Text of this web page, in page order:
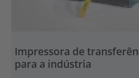
Impressora de
para a indústria